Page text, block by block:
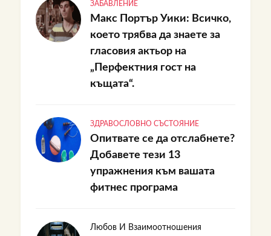
ЗАБАВЛЕНИЕ
Макс Портър Уики: Всичко,
което трябва да знаете за
гласовия актьор на
„Перфектния гост на
къщата“.
ЗДРАВОСЛОВНО СЪСТОЯНИЕ
Опитвате се да отслабнете?
Добавете тези 13
упражнения към вашата
фитнес програма
Любов И Взаимоотношения